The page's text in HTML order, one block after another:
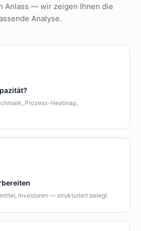
Anlass — wir zeigen Ihnen die
Analyse.
Prozess-Heatmap,
Investoren — strukturiert belegt